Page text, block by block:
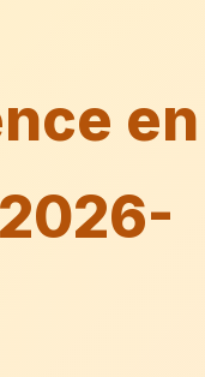
en